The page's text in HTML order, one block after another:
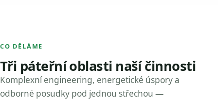
CO DĚLÁME
Tři páteřní oblasti naší činnosti
Komplexní engineering, energetické úspory a
odborné posudky pod jednou střechou —